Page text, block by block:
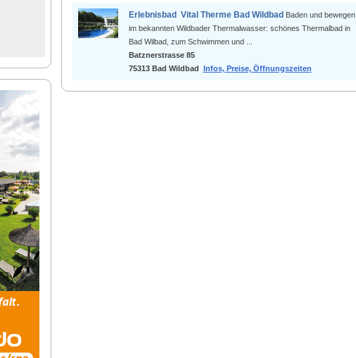
Erlebnisbad Vital Therme Bad Wildbad Baden und bewegen
im bekannten Wildbader Thermalwasser: schönes Thermalbad in
Bad Wilbad, zum Schwimmen und ...
Batznerstrasse 85
75313 Bad Wildbad Infos, Preise, Öffnungszeiten